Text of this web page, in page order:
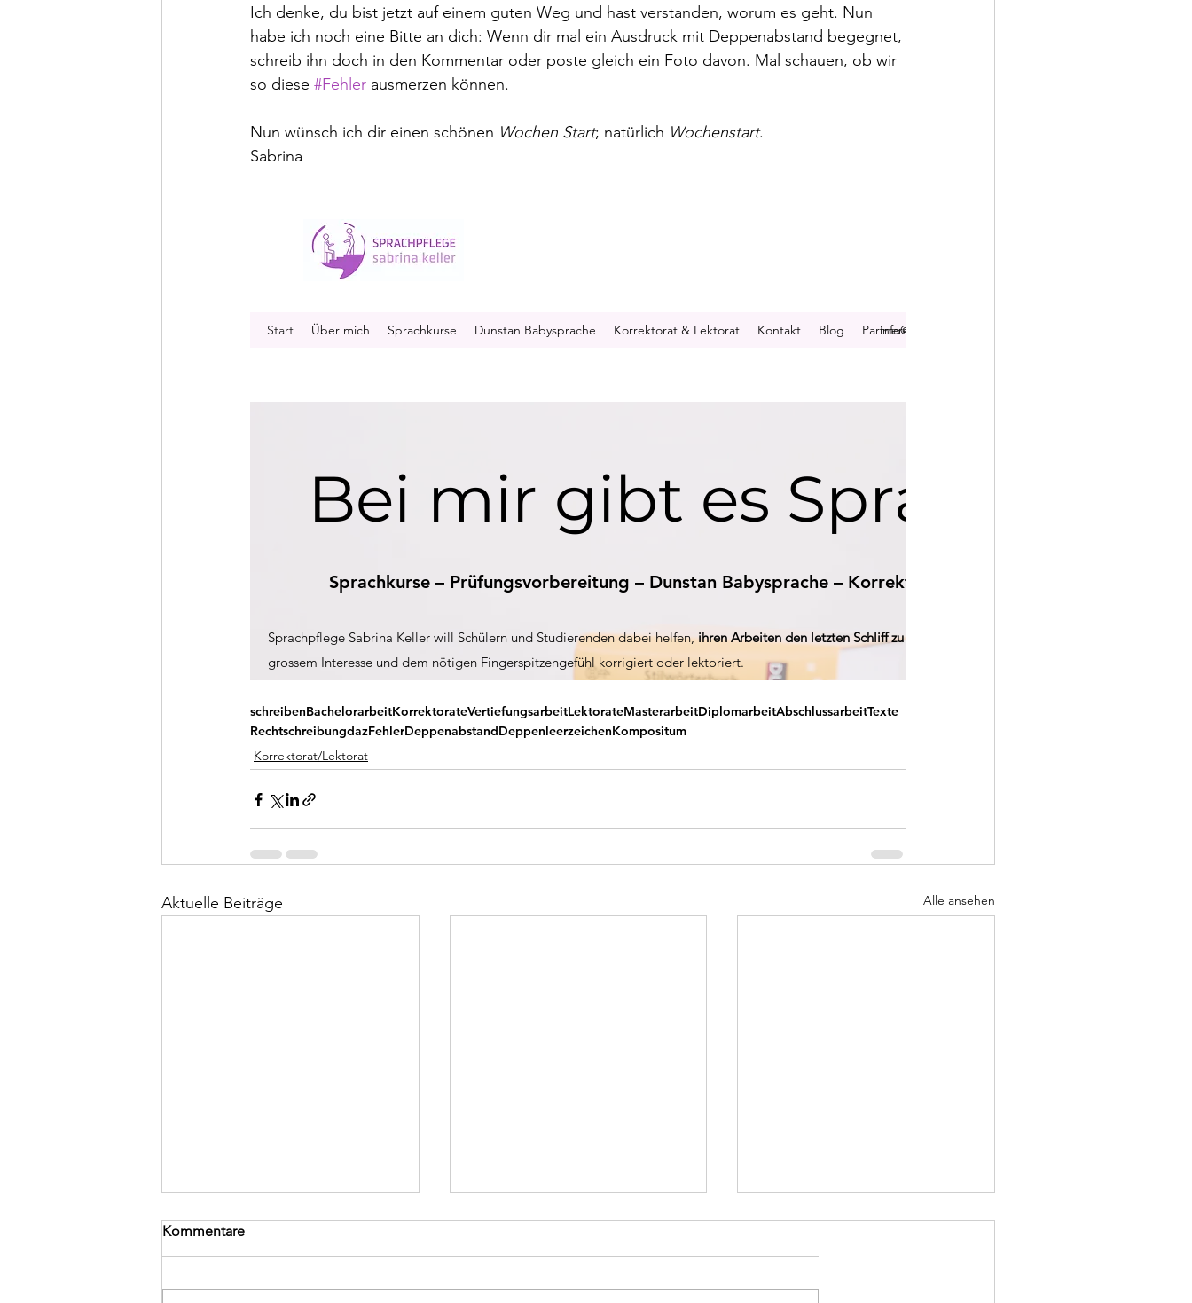
Ich denke, du bist jetzt auf einem guten Weg und hast verstanden, worum es geht. Nun
habe ich noch eine Bitte an dich: Wenn dir mal ein Ausdruck mit Deppenabstand begegnet,
schreib ihn doch in den Kommentar oder poste gleich ein Foto davon. Mal schauen, ob wir
so diese #Fehler ausmerzen können.
Nun wünsch ich dir einen schönen Wochen Start; natürlich Wochenstart.
Sabrina
schreibenBachelorarbeitKorrektorateVertiefungsarbeitLektorateMasterarbeitDiplomarbeitAbschlussarbeitTexte
RechtschreibungdazFehlerDeppenabstandDeppenleerzeichenKompositum
Korrektorat/Lektorat
Aktuelle Beiträge Alle ansehen
Kommentare